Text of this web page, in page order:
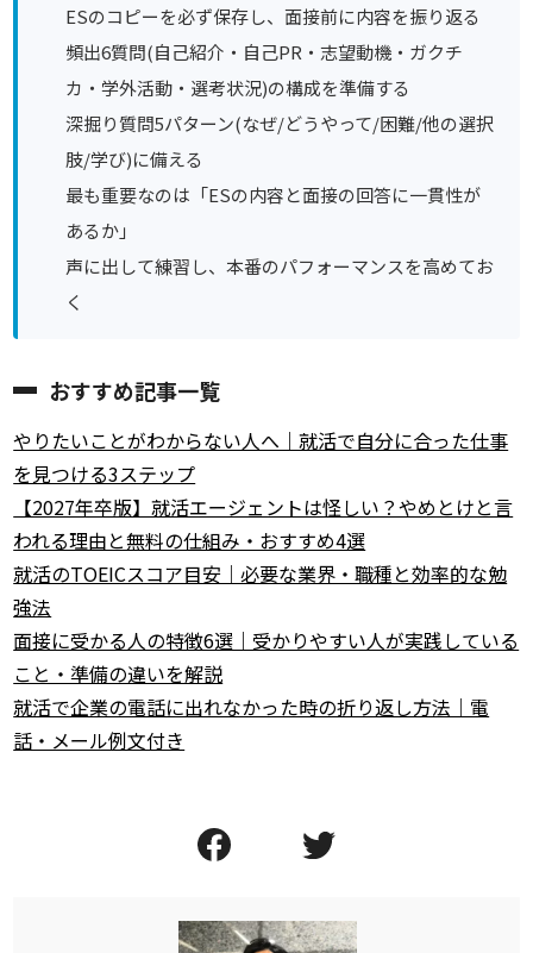
ESのコピーを必ず保存し、面接前に内容を振り返る
頻出6質問(自己紹介・自己PR・志望動機・ガクチ
カ・学外活動・選考状況)の構成を準備する
深掘り質問5パターン(なぜ/どうやって/困難/他の選択
肢/学び)に備える
最も重要なのは 「ESの内容と面接の回答に一貫性が
あるか」
声に出して練習し、本番のパフォーマンスを高めてお
く
おすすめ記事一覧
やりたいことがわからない人へ｜就活で自分に合った仕事
を見つける3ステップ
【2027年卒版】就活エージェントは怪しい？やめとけと言
われる理由と無料の仕組み・おすすめ4選
就活のTOEICスコア目安｜必要な業界・職種と効率的な勉
強法
面接に受かる人の特徴6選｜受かりやすい人が実践している
こと・準備の違いを解説
就活で企業の電話に出れなかった時の折り返し方法｜電
話・メール例文付き